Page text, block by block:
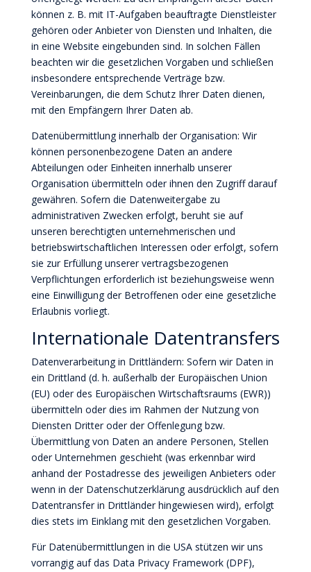
können z. B. mit IT-Aufgaben beauftragte Dienstleister
gehören oder Anbieter von Diensten und Inhalten, die
in eine Website eingebunden sind. In solchen Fällen
beachten wir die gesetzlichen Vorgaben und schließen
insbesondere entsprechende Verträge bzw.
Vereinbarungen, die dem Schutz Ihrer Daten dienen,
mit den Empfängern Ihrer Daten ab.
Datenübermittlung innerhalb der Organisation: Wir
können personenbezogene Daten an andere
Abteilungen oder Einheiten innerhalb unserer
Organisation übermitteln oder ihnen den Zugriff darauf
gewähren. Sofern die Datenweitergabe zu
administrativen Zwecken erfolgt, beruht sie auf
unseren berechtigten unternehmerischen und
betriebswirtschaftlichen Interessen oder erfolgt, sofern
sie zur Erfüllung unserer vertragsbezogenen
Verpflichtungen erforderlich ist beziehungsweise wenn
eine Einwilligung der Betroffenen oder eine gesetzliche
Erlaubnis vorliegt.
Internationale Datentransfers
Datenverarbeitung in Drittländern: Sofern wir Daten in
ein Drittland (d. h. außerhalb der Europäischen Union
(EU) oder des Europäischen Wirtschaftsraums (EWR))
übermitteln oder dies im Rahmen der Nutzung von
Diensten Dritter oder der Offenlegung bzw.
Übermittlung von Daten an andere Personen, Stellen
oder Unternehmen geschieht (was erkennbar wird
anhand der Postadresse des jeweiligen Anbieters oder
wenn in der Datenschutzerklärung ausdrücklich auf den
Datentransfer in Drittländer hingewiesen wird), erfolgt
dies stets im Einklang mit den gesetzlichen Vorgaben.
Für Datenübermittlungen in die USA stützen wir uns
vorrangig auf das Data Privacy Framework (DPF),